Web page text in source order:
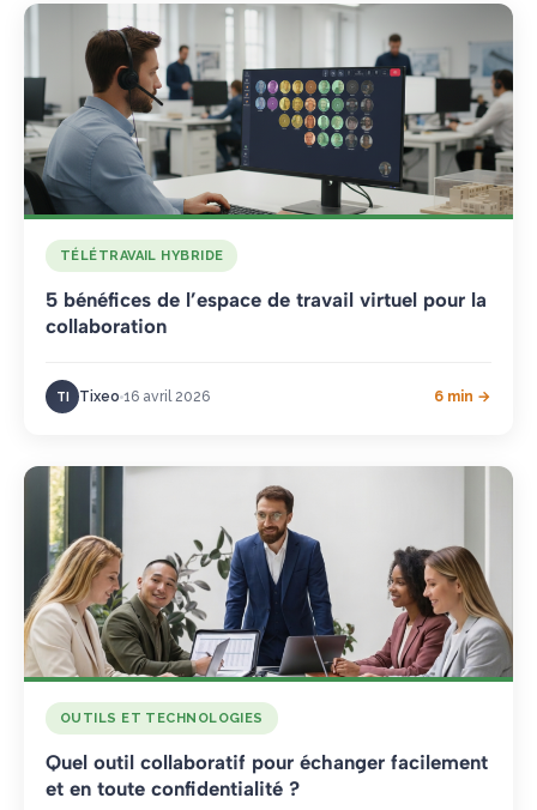
TÉLÉTRAVAIL HYBRIDE
5 bénéfices de l’espace de travail virtuel pour la
collaboration
TI Tixeo 16 avril 2026 6 min →
OUTILS ET TECHNOLOGIES
Quel outil collaboratif pour échanger facilement
et en toute confidentialité ?